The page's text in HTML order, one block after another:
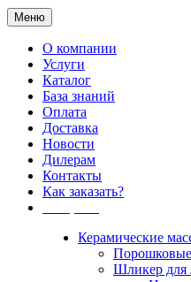
Меню
О компании
Услуги
Каталог
База знаний
Оплата
Доставка
Новости
Дилерам
Контакты
Как заказать?
Керамические
Шликер для